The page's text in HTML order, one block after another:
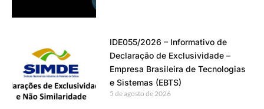
IDE055/2026 – Informativo de
Declaração de Exclusividade –
Empresa Brasileira de Tecnologias
e Sistemas (EBTS)
5 de agosto de 2026